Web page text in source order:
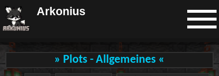
Arkonius
» Plots - Allgemeines «